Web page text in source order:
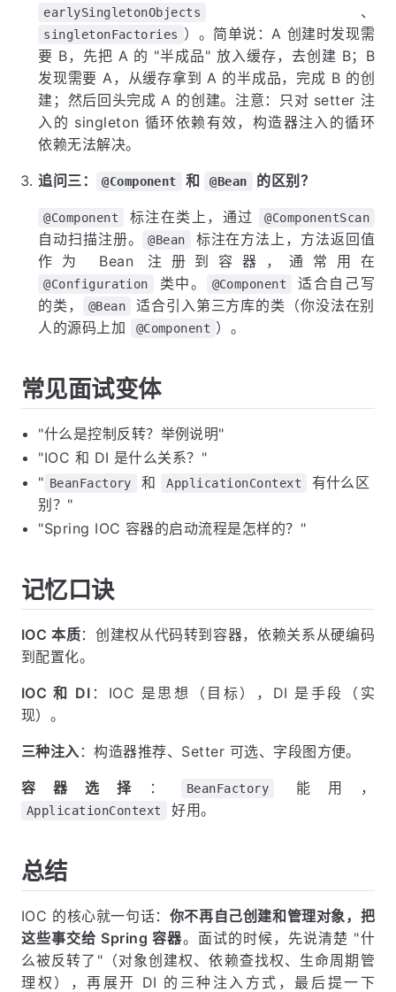
earlySingletonObjects 、
singletonFactories ）。简单说：A 创建时发现需
要 B，先把 A 的 "半成品" 放入缓存，去创建 B；B
发现需要 A，从缓存拿到 A 的半成品，完成 B 的创
建；然后回头完成 A 的创建。注意：只对 setter 注
入的 singleton 循环依赖有效，构造器注入的循环
依赖无法解决。
追问三： @Component 和 @Bean 的区别？
@Component 标注在类上，通过 @ComponentScan
自动扫描注册。 @Bean
标注在方法上，方法返回值
作为 Bean 注册到容器，通常用在
@Configuration 类中。 @Component
适合自己写
的类，
@Bean
适合引入第三方库的类（你没法在别
人的源码上加
@Component ）。
常见面试变体
"什么是控制反转？举例说明"
"IOC 和 DI 是什么关系？"
" BeanFactory 和 ApplicationContext
有什么区
别？"
"Spring IOC 容器的启动流程是怎样的？"
记忆口诀
IOC 本质：创建权从代码转到容器，依赖关系从硬编码
到配置化。
IOC 和 DI ：IOC 是思想（目标），DI 是手段（实
现）。
三种注入 ：构造器推荐、Setter 可选、字段图方便。
容器选择 ： BeanFactory 能用，
ApplicationContext 好用。
总结
IOC 的核心就一句话： 你不再自己创建和管理对象，把
这些事交给 Spring 容器。面试的时候，先说清楚 "什
么被反转了"（对象创建权、依赖查找权、生命周期管
理权），再展开 DI 的三种注入方式，最后提一下